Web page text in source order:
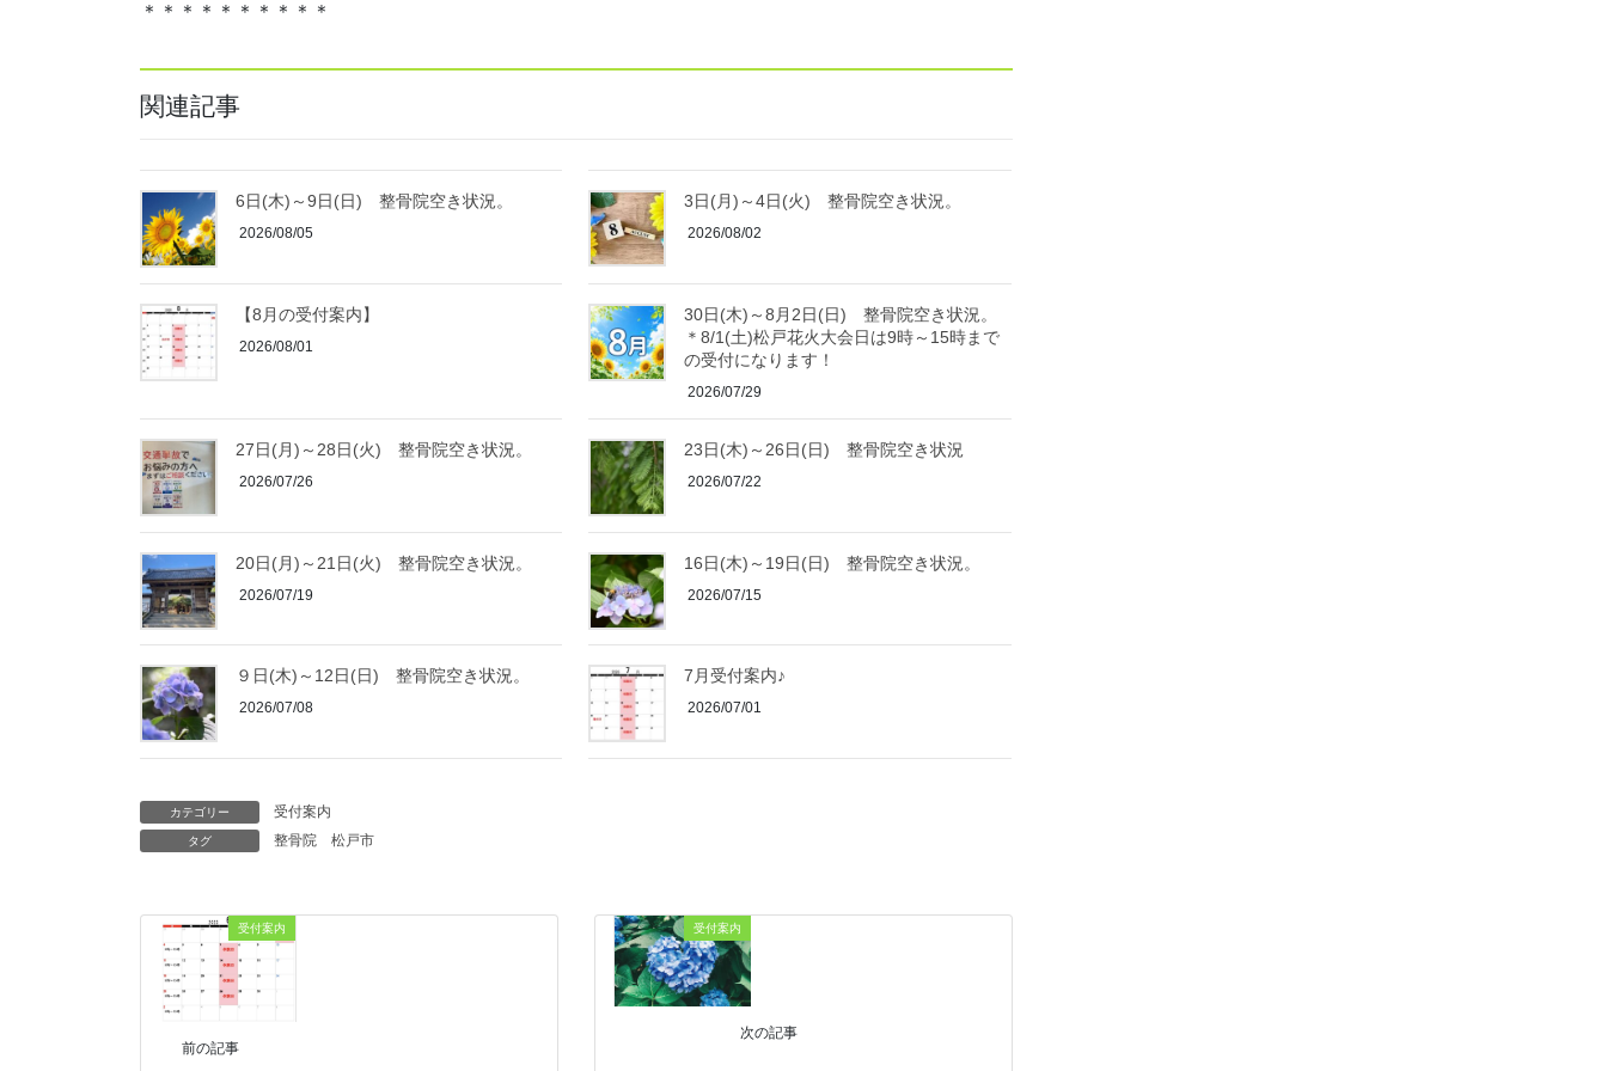
＊＊＊＊＊＊＊＊＊＊
関連記事
6日(木)～9日(日) 整骨院空き状況。
2026/08/05
3日(月)～4日(火) 整骨院空き状況。
2026/08/02
【8月の受付案内】
2026/08/01
30日(木)～8月2日(日) 整骨院空き状況。
＊8/1(土)松戸花火大会日は9時～15時まで
の受付になります！
2026/07/29
27日(月)～28日(火) 整骨院空き状況。
2026/07/26
23日(木)～26日(日) 整骨院空き状況
2026/07/22
20日(月)～21日(火) 整骨院空き状況。
2026/07/19
16日(木)～19日(日) 整骨院空き状況。
2026/07/15
９日(木)～12日(日) 整骨院空き状況。
2026/07/08
7月受付案内♪
2026/07/01
カテゴリー 受付案内
タグ 整骨院 松戸市
受付案内
前の記事
受付案内
次の記事